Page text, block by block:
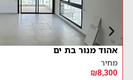
מנור בת ים